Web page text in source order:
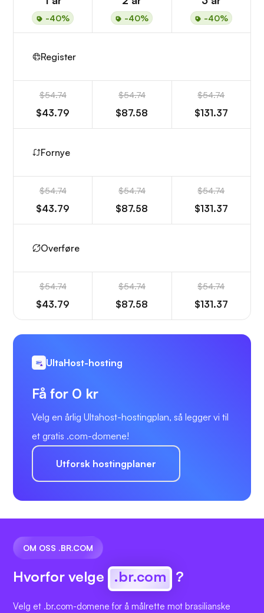
-40% -40% -40%
Register
$54.74
$43.79
$54.74
$87.58
$54.74
$131.37
Fornye
$54.74
$43.79
$54.74
$87.58
$54.74
$131.37
Overføre
$54.74
$43.79
$54.74
$87.58
$54.74
$131.37
UltaHost-hosting
Få for 0 kr
Velg en årlig Ultahost-hostingplan, så legger vi til
et gratis .com-domene!
Utforsk hostingplaner
OM OSS .BR.COM
Hvorfor velge .br.com ?
Velg et .br.com-domene for å målrette mot brasilianske